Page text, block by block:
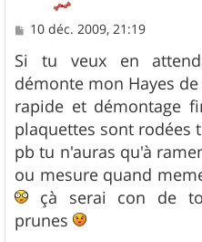
M
s
s
a
g
e
10 déc. 2009, 21:19
Si tu veux en
démonte mon Hayes
rapide et démontage
plaquettes sont rodées
pb tu n'auras qu'à
ou mesure quand
çà serai con de
prunes